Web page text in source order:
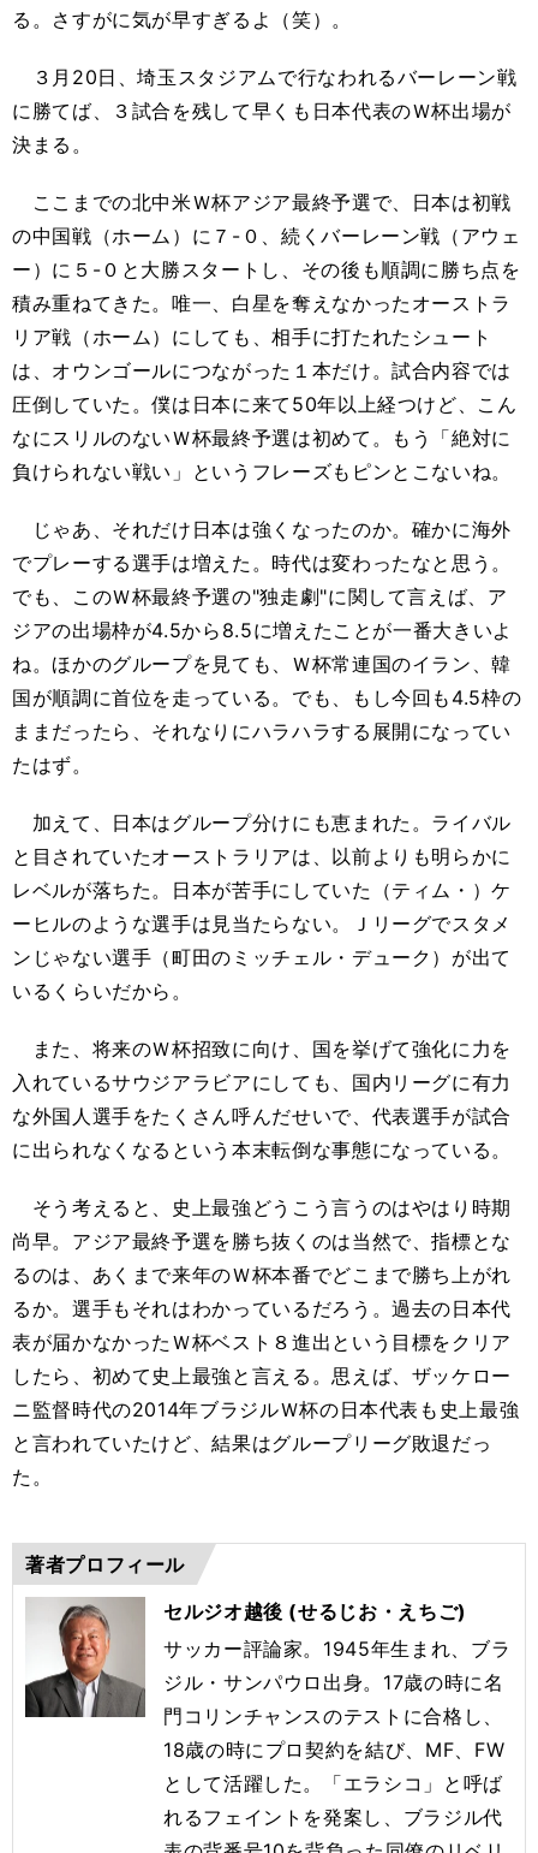
る。さすがに気が早すぎるよ（笑）。
３月20日、埼玉スタジアムで行なわれるバーレーン戦
に勝てば、３試合を残して早くも日本代表のＷ杯出場が
決まる。
ここまでの北中米Ｗ杯アジア最終予選で、日本は初戦
の中国戦（ホーム）に７-０、続くバーレーン戦（アウェ
ー）に５-０と大勝スタートし、その後も順調に勝ち点を
積み重ねてきた。唯一、白星を奪えなかったオーストラ
リア戦（ホーム）にしても、相手に打たれたシュート
は、オウンゴールにつながった１本だけ。試合内容では
圧倒していた。僕は日本に来て50年以上経つけど、こん
なにスリルのないＷ杯最終予選は初めて。もう「絶対に
負けられない戦い」というフレーズもピンとこないね。
じゃあ、それだけ日本は強くなったのか。確かに海外
でプレーする選手は増えた。時代は変わったなと思う。
でも、このＷ杯最終予選の"独走劇"に関して言えば、ア
ジアの出場枠が4.5から8.5に増えたことが一番大きいよ
ね。ほかのグループを見ても、Ｗ杯常連国のイラン、韓
国が順調に首位を走っている。でも、もし今回も4.5枠の
ままだったら、それなりにハラハラする展開になってい
たはず。
加えて、日本はグループ分けにも恵まれた。ライバル
と目されていたオーストラリアは、以前よりも明らかに
レベルが落ちた。日本が苦手にしていた（ティム・）ケ
ーヒルのような選手は見当たらない。Ｊリーグでスタメ
ンじゃない選手（町田のミッチェル・デューク）が出て
いるくらいだから。
また、将来のＷ杯招致に向け、国を挙げて強化に力を
入れているサウジアラビアにしても、国内リーグに有力
な外国人選手をたくさん呼んだせいで、代表選手が試合
に出られなくなるという本末転倒な事態になっている。
そう考えると、史上最強どうこう言うのはやはり時期
尚早。アジア最終予選を勝ち抜くのは当然で、指標とな
るのは、あくまで来年のＷ杯本番でどこまで勝ち上がれ
るか。選手もそれはわかっているだろう。過去の日本代
表が届かなかったＷ杯ベスト８進出という目標をクリア
したら、初めて史上最強と言える。思えば、ザッケロー
ニ監督時代の2014年ブラジルＷ杯の日本代表も史上最強
と言われていたけど、結果はグループリーグ敗退だっ
た。
著者プロフィール
セルジオ越後 (せるじお・えちご)
サッカー評論家。1945年生まれ、ブラ
ジル・サンパウロ出身。17歳の時に名
門コリンチャンスのテストに合格し、
18歳の時にプロ契約を結び、MF、FW
として活躍した。「エラシコ」と呼ば
れるフェイントを発案し、ブラジル代